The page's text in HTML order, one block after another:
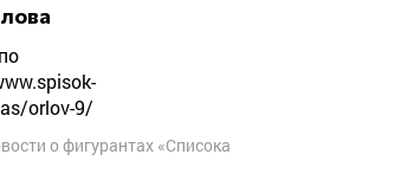
orlov-9/
о фигурантах «Списока